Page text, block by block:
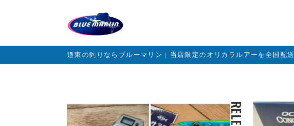
道東の釣りならブルーマリン｜当店限定のオリカラルアーを全国配送